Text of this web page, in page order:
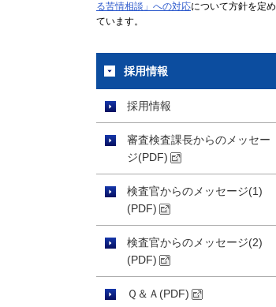
る苦情相談」への対応について方針を定め
ています。
採用情報
採用情報
審査検査課長からのメッセー
ジ(PDF)
検査官からのメッセージ(1)
(PDF)
検査官からのメッセージ(2)
(PDF)
Ｑ＆Ａ(PDF)